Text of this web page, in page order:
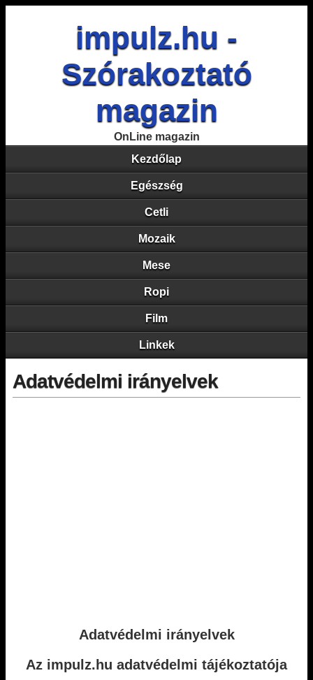
impulz.hu -
Szórakoztató
magazin
OnLine magazin
Kezdőlap
Egészség
Cetli
Mozaik
Mese
Ropi
Film
Linkek
Adatvédelmi irányelvek
Adatvédelmi irányelvek
Az impulz.hu adatvédelmi tájékoztatója